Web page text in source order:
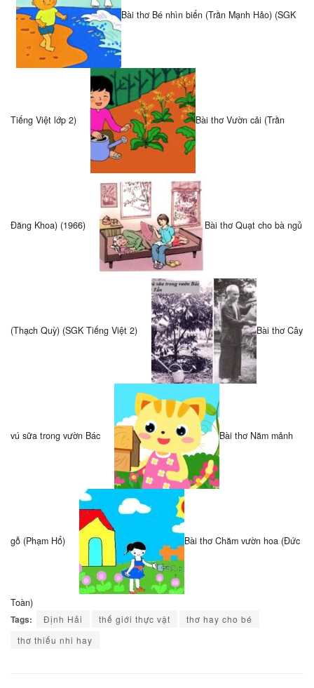
Bài thơ Bé nhìn biển (Trần Mạnh Hảo) (SGK
Tiếng Việt lớp 2) Bài thơ Vườn cải (Trần
Đăng Khoa) (1966) Bài thơ Quạt cho bà ngủ
(Thạch Quỳ) (SGK Tiếng Việt 2) Bài thơ Cây
vú sữa trong vườn Bác Bài thơ Năm mảnh
gỗ (Phạm Hổ) Bài thơ Chăm vườn hoa (Đức
Toàn)
Tags:
Định Hải thế giới thực vật
thơ hay cho bé
thơ thiếu nhi hay